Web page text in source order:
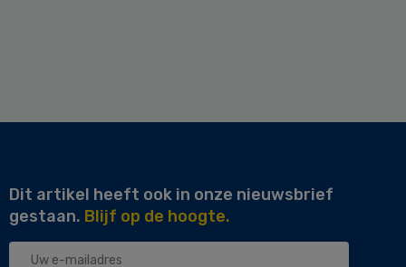
Dit artikel heeft ook in onze nieuwsbrief
gestaan. Blijf op de hoogte.
Uw